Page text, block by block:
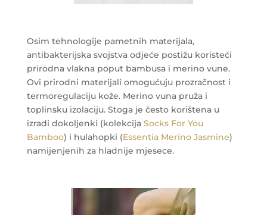
Osim tehnologije pametnih materijala,
antibakterijska svojstva odjeće postižu koristeći
prirodna vlakna poput bambusa i merino vune.
Ovi prirodni materijali omogućuju prozračnost i
termoregulaciju kože. Merino vuna pruža i
toplinsku izolaciju. Stoga je često korištena u
izradi dokoljenki (kolekcija Socks For You
Bamboo) i hulahopki (Essentia Merino Jasmine)
namijenjenih za hladnije mjesece.